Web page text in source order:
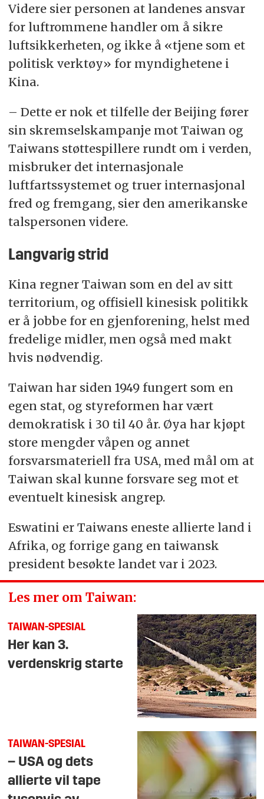
Videre sier personen at landenes ansvar
for luftrommene handler om å sikre
luftsikkerheten, og ikke å «tjene som et
politisk verktøy» for myndighetene i
Kina.
– Dette er nok et tilfelle der Beijing fører
sin skremselskampanje mot Taiwan og
Taiwans støttespillere rundt om i verden,
misbruker det internasjonale
luftfartssystemet og truer internasjonal
fred og fremgang, sier den amerikanske
talspersonen videre.
Langvarig strid
Kina regner Taiwan som en del av sitt
territorium, og offisiell kinesisk politikk
er å jobbe for en gjenforening, helst med
fredelige midler, men også med makt
hvis nødvendig.
Taiwan har siden 1949 fungert som en
egen stat, og styreformen har vært
demokratisk i 30 til 40 år. Øya har kjøpt
store mengder våpen og annet
forsvarsmateriell fra USA, med mål om at
Taiwan skal kunne forsvare seg mot et
eventuelt kinesisk angrep.
Eswatini er Taiwans eneste allierte land i
Afrika, og forrige gang en taiwansk
president besøkte landet var i 2023.
Les mer om Taiwan:
TAIWAN-SPESIAL
Her kan 3.
verdenskrig starte
TAIWAN-SPESIAL
– USA og dets
allierte vil tape